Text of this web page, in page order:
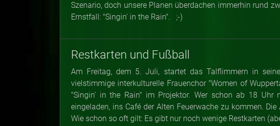
Szenario, doch unsere Planen überdachen immerhin rund
Ernstfall: "Singin' in the Rain". ;-)
Restkarten und Fußball
Am Freitag, dem 5. Juli, startet das Talflimmern in
vielstimmige interkulturelle Frauenchor "Women of
"Singin' in the Rain" im Projektor. Wer schon ab 18
eingeladen, ins Café der Alten Feuerwache zu kommen.
Wie schon so oft gilt: Es gibt nur noch wenige Restkarten